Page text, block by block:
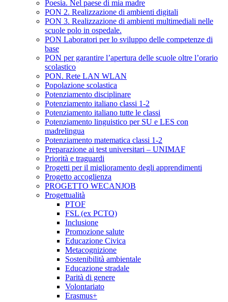
Poesia. Nel paese di mia madre
PON 2. Realizzazione di ambienti digitali
PON 3. Realizzazione di ambienti multimediali nelle
scuole polo in ospedale.
PON Laboratori per lo sviluppo delle competenze di
base
PON per garantire l’apertura delle scuole oltre l’orario
scolastico
PON. Rete LAN WLAN
Popolazione scolastica
Potenziamento disciplinare
Potenziamento italiano classi 1-2
Potenziamento italiano tutte le classi
Potenziamento linguistico per SU e LES con
madrelingua
Potenziamento matematica classi 1-2
Preparazione ai test universitari – UNIMAF
Priorità e traguardi
Progetti per il miglioramento degli apprendimenti
Progetto accoglienza
PROGETTO WECANJOB
Progettualità
PTOF
FSL (ex PCTO)
Inclusione
Promozione salute
Educazione Civica
Metacognizione
Sostenibilità ambientale
Educazione stradale
Parità di genere
Volontariato
Erasmus+